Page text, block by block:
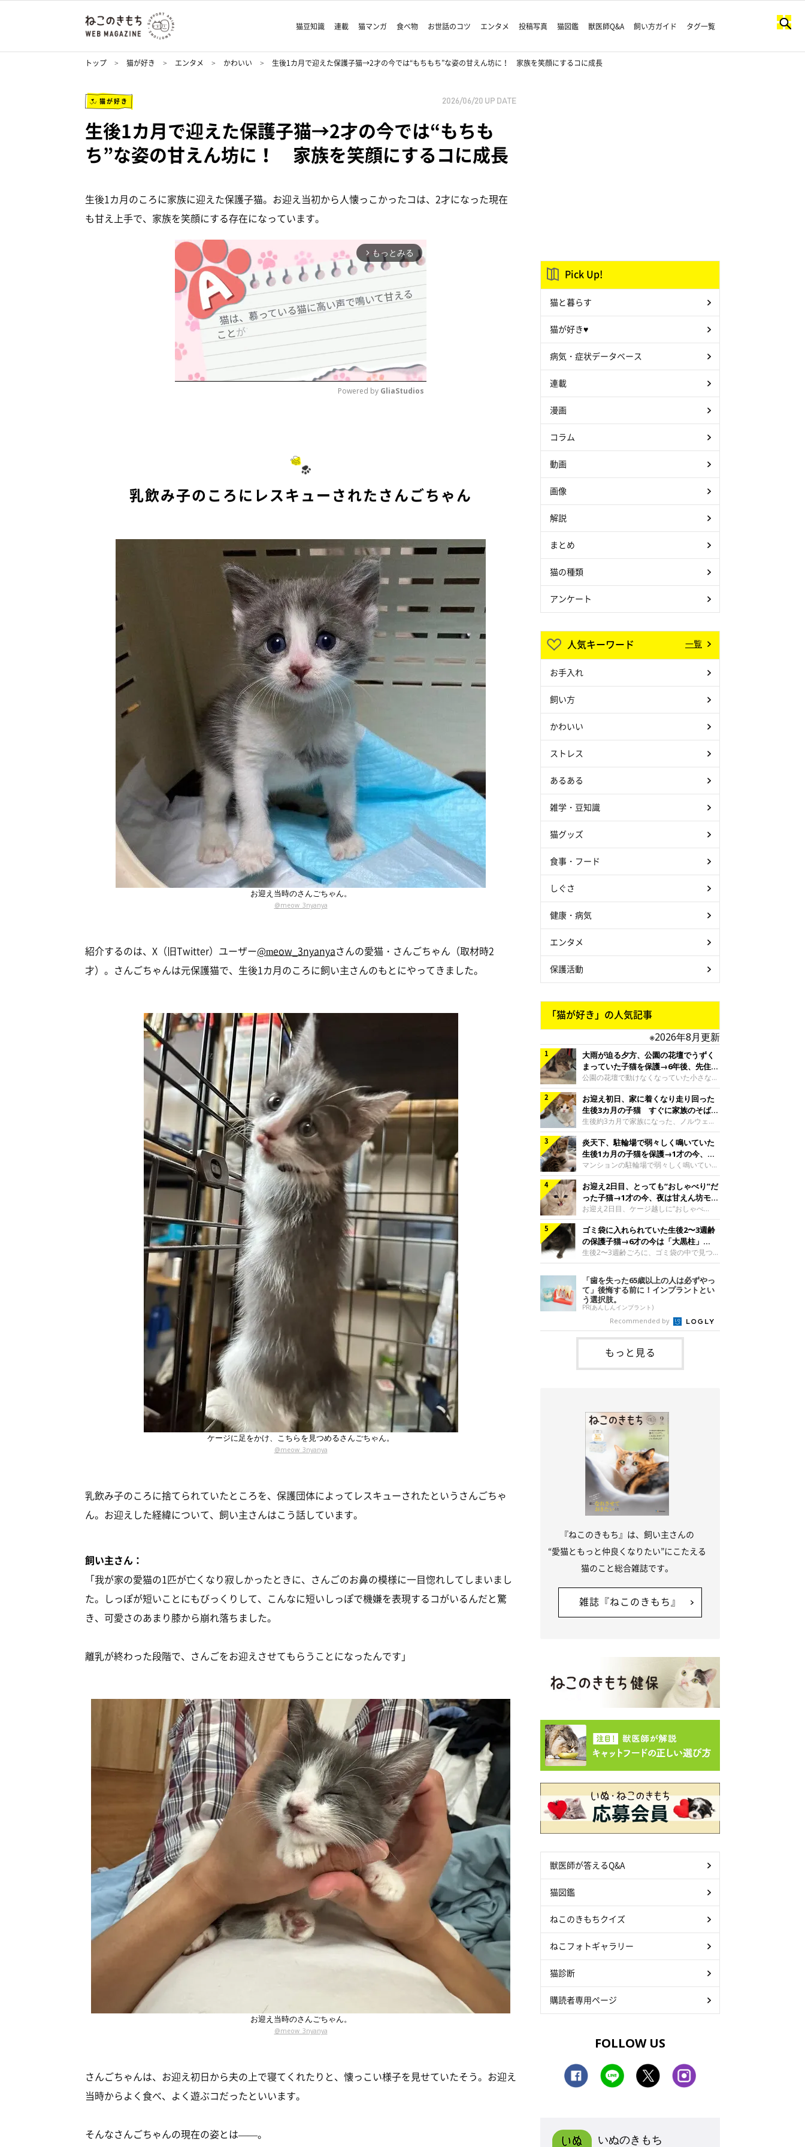
猫豆知識 連載 猫マンガ 食べ物 お世話のコツ エンタメ 投稿写真 猫図鑑 獣医師Q&A 飼い方ガイド タグ一覧
トップ 猫が好き エンタメ かわいい 生後1カ月で迎えた保護子猫→2才の今では“もちもち”な姿の甘えん坊に！ 家族を笑顔にするコに成長
猫が好き 2026/06/20 UP DATE
生後1カ月で迎えた保護子猫→2才の今では“もちも
ち”な姿の甘えん坊に！ 家族を笑顔にするコに成長
生後1カ月のころに家族に迎えた保護子猫。お迎え当初から人懐っこかったコは、2才になった現在
も甘え上手で、家族を笑顔にする存在になっています。
arrow_forward_ios もっとみる
Powered by GliaStudios
乳飲み子のころにレスキューされたさんごちゃん
お迎え当時のさんごちゃん。
@meow_3nyanya
紹介するのは、X（旧Twitter）ユーザー@meow_3nyanyaさんの愛猫・さんごちゃん（取材時2
才）。さんごちゃんは元保護猫で、生後1カ月のころに飼い主さんのもとにやってきました。
ケージに足をかけ、こちらを見つめるさんごちゃん。
@meow_3nyanya
乳飲み子のころに捨てられていたところを、保護団体によってレスキューされたというさんごちゃ
ん。お迎えした経緯について、飼い主さんはこう話しています。
飼い主さん：
「我が家の愛猫の1匹が亡くなり寂しかったときに、さんごのお鼻の模様に一目惚れしてしまいまし
た。しっぽが短いことにもびっくりして、こんなに短いしっぽで機嫌を表現するコがいるんだと驚
き、可愛さのあまり膝から崩れ落ちました。
離乳が終わった段階で、さんごをお迎えさせてもらうことになったんです」
お迎え当時のさんごちゃん。
@meow_3nyanya
さんごちゃんは、お迎え初日から夫の上で寝てくれたりと、懐っこい様子を見せていたそう。お迎え
当時からよく食べ、よく遊ぶコだったといいます。
そんなさんごちゃんの現在の姿とは——。
Pick Up!
猫と暮らす
猫が好き♥
病気・症状データベース
連載
漫画
コラム
動画
画像
解説
まとめ
猫の種類
アンケート
人気キーワード 一覧
お手入れ
飼い方
かわいい
ストレス
あるある
雑学・豆知識
猫グッズ
食事・フード
しぐさ
健康・病気
エンタメ
保護活動
「猫が好き」の人気記事
※2026年8月更新
大雨が迫る夕方、公園の花壇でうずく
まっていた子猫を保護→6年後、先住猫
と“姉妹”のような関係に
公園の花壇で動けなくなっていた小さな子
猫。家族に迎えられてから6年、先住猫と
の間には深い絆が育まれていました。保護
当時のティダちゃん。
@muumuu62197189紹介するのは、
X（旧Twitter）ユーザー
@muumuu62197189さんの愛猫・ティダ
ちゃん（取材時6才）の成長記録です。こ
ちらは、生後3カ月ごろのティダちゃん。
飼い主さんが出会ったのは、夜から大雨に
なると予報されていた日の夕方でした。花
壇で動けずにいた子猫保護したばかりのテ
ィダちゃん。@muumuu62197189飼い主
さんは、公園の
お迎え初日、家に着くなり走り回った
生後3カ月の子猫 すぐに家族のそばで
落ち着く姿に「迎えてよかった」
生後約3カ月で家族になった、ノルウェー
ジャンフォレストキャットの子猫。お迎え
翌日には、すでに家でくつろぐ様子を見せ
ていました。お迎え翌日、ベッドでうとう
とするむうちゃんお迎え翌日のむうちゃ
ん。@umimugi0304紹介するのは、
Instagramユーザー@umimugi0304さんの
愛猫・むうちゃん（撮影時、生後約3カ月
／ノルウェージャンフォレストキャッ
ト）。こちらは、お迎え翌日に撮影された
一枚。ゴハンをお腹いっぱい食べたむうち
ゃんは眠くなり、飼い主さん夫婦のベッド
でうとうとし始めたのだとか。飼い主さ
炎天下、駐輪場で弱々しく鳴いていた
生後1カ月の子猫を保護→1才の今、筋
肉質でツンデレなコに成長
マンションの駐輪場で弱々しく鳴いてい
た、生後1カ月ほどの子猫。家族に迎えら
れてから1年、体も行動も大きく成長しま
した。炎天下の駐輪場で鳴いていた小さな
子猫保護当時のモモちゃん。@Kingponzu
紹介するのは、X（旧Twitter）ユーザー
@Kingponzuさんの愛猫・モモちゃん（取
材時1才）の成長記録です。こちらは、モ
モちゃんが生後1カ月ごろに撮影された一
枚。飼い主さんの自宅マンションの駐輪場
です。子猫時代のモモちゃん。
@Kingponzuその日は気温が35℃を
お迎え2日目、とっても“おしゃべり”だ
った子猫→1才の今、夜は甘えん坊モー
ドになるコに成長！
お迎え2日目、ケージ越しに“おしゃべ
り”する姿を見せていた子猫。1才になった
今も見せる愛らしい姿にキュンとします。
お迎え2日目、ケージ越しに何かを伝える
ももちゃん“おしゃべり”なももちゃん。
@poocoonyan紹介するのは、Instagram
ユーザー@poocoonyanさんの愛猫・もも
ちゃん（取材時1才／マンチカン）です。
こちらの動画は、ももちゃんが生後2カ月
を過ぎたころ、お迎え2日目に撮影された
もの。新しい環境にゆっくり慣れてもらう
ため、当時はケージの中で過ごしていまし
た。鳴いてアピールするももち
ゴミ袋に入れられていた生後2〜3週齢
の保護子猫→6才の今は「大黒柱」
に！ 美しい黒猫に成長した姿にグッ
とくる
生後2〜3週齢ごろに、ゴミ袋の中で見つか
った小さな命。ミルクから育てられたその
子猫は今、家族に欠かせない存在へと成長
しました。ゴミ袋の中で見つかった、ミニ
モグラのような子猫よちよち歩きをしてい
たころの、生後2〜3週齢ごろのドンちゃ
ん。@doddou_1今回紹介するのは、
X（旧Twitter）ユーザー@doddou_1さん
の愛猫・ドンちゃん（取材時、推定6才／
本名：ドミトリー・ドンスコイ）。ドンち
ゃんは、保護猫でした。ドンちゃんが見つ
かったのは、飼い主さんの姉の勤め先の敷
「歯を失った65歳以上の人は必ずやっ
て」後悔する前に！インプラントとい
う選択肢。
PR(あんしんインプラント)
Recommended by
もっと見る
『ねこのきもち』は、飼い主さんの
“愛猫ともっと仲良くなりたい”にこたえる
猫のこと総合雑誌です。
雑誌『ねこのきもち』
獣医師が答えるQ&A
猫図鑑
ねこのきもちクイズ
ねこフォトギャラリー
猫診断
購読者専用ページ
FOLLOW US
いぬのきもち